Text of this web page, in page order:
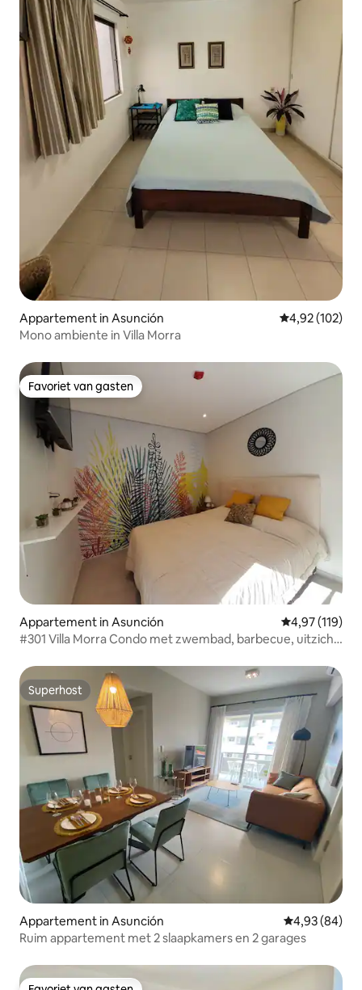
Appartement in Asunción Gemiddelde
4,92 (102)
Mono ambiente in Villa Morra
Favoriet van gasten
Favoriet van gasten
Appartement in Asunción Gemiddelde
4,97 (119)
#301 Villa Morra Condo met zwembad, barbecue, uitzicht
Superhost
Superhost
Appartement in Asunción Gemiddelde
4,93 (84)
Ruim appartement met 2 slaapkamers en 2 garages